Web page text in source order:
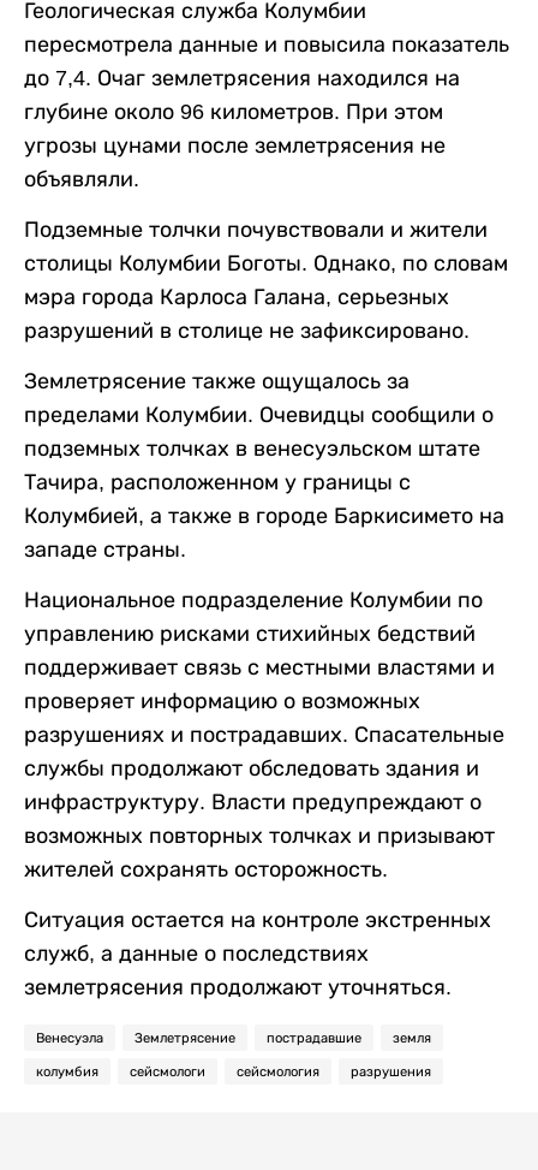
Геологическая служба Колумбии
пересмотрела данные и повысила показатель
до 7,4. Очаг землетрясения находился на
глубине около 96 километров. При этом
угрозы цунами после землетрясения не
объявляли.
Подземные толчки почувствовали и жители
столицы Колумбии Боготы. Однако, по словам
мэра города Карлоса Галана, серьезных
разрушений в столице не зафиксировано.
Землетрясение также ощущалось за
пределами Колумбии. Очевидцы сообщили о
подземных толчках в венесуэльском штате
Тачира, расположенном у границы с
Колумбией, а также в городе Баркисимето на
западе страны.
Национальное подразделение Колумбии по
управлению рисками стихийных бедствий
поддерживает связь с местными властями и
проверяет информацию о возможных
разрушениях и пострадавших. Спасательные
службы продолжают обследовать здания и
инфраструктуру. Власти предупреждают о
возможных повторных толчках и призывают
жителей сохранять осторожность.
Ситуация остается на контроле экстренных
служб, а данные о последствиях
землетрясения продолжают уточняться.
Венесуэла Землетрясение пострадавшие земля
колумбия сейсмологи сейсмология разрушения